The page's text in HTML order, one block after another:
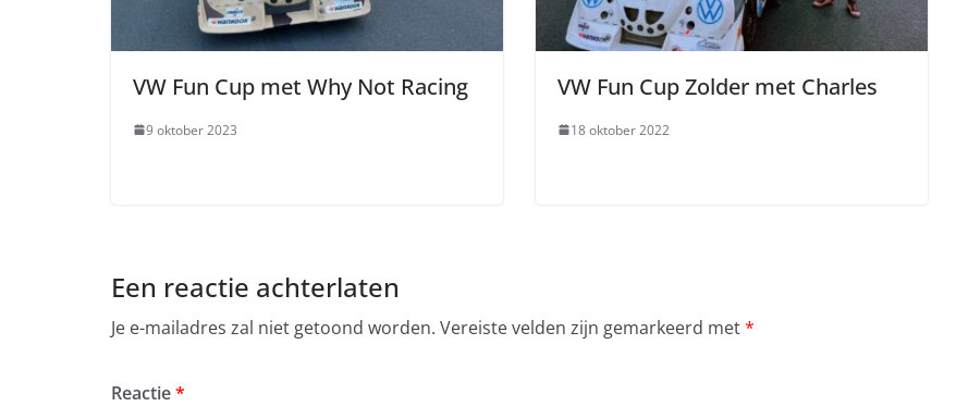
VW Fun Cup met Why Not Racing
9 oktober 2023
VW Fun Cup Zolder met Charles
18 oktober 2022
Een reactie achterlaten
Je e-mailadres zal niet getoond worden. Vereiste velden zijn gemarkeerd met*
Reactie*